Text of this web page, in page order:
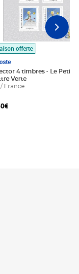
panier
offerte
4 timbres - Le Petit
Verte
France